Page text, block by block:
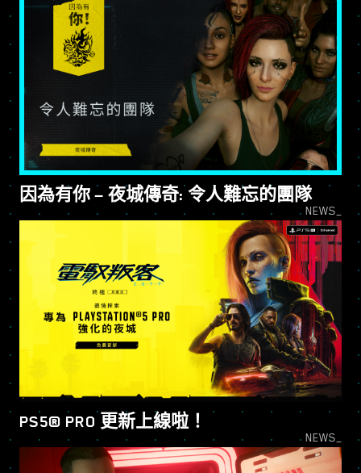
因為有你 — 夜城傳奇: 令人難忘的團隊
NEWS_
PS5® PRO 更新上線啦！
NEWS_